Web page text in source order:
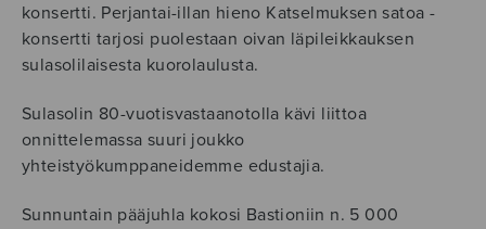
konsertti. Perjantai-illan hieno Katselmuksen satoa -
konsertti tarjosi puolestaan oivan läpileikkauksen
sulasolilaisesta kuorolaulusta.
Sulasolin 80-vuotisvastaanotolla kävi liittoa
onnittelemassa suuri joukko
yhteistyökumppaneidemme edustajia.
Sunnuntain pääjuhla kokosi Bastioniin n. 5 000